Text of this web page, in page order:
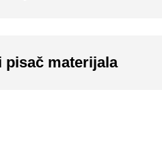
pisač materijala